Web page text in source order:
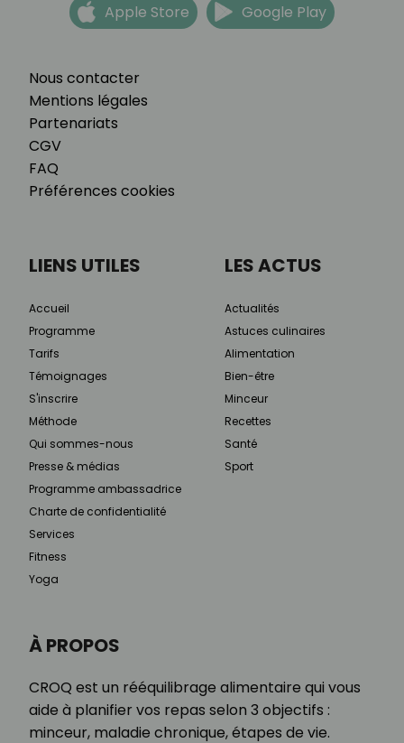
Nous contacter
Mentions légales
Partenariats
CGV
FAQ
Préférences cookies
Apple Store Google Play
À PROPOS
CROQ est un rééquilibrage alimentaire qui vous
aide à planifier vos repas selon 3 objectifs :
minceur, maladie chronique, étapes de vie.
LIENS UTILES
Accueil
Programme
Tarifs
Témoignages
S'inscrire
Méthode
Qui sommes-nous
Presse & médias
Programme ambassadrice
Charte de confidentialité
Services
Fitness
Yoga
LES ACTUS
Actualités
Astuces culinaires
Alimentation
Bien-être
Minceur
Recettes
Santé
Sport